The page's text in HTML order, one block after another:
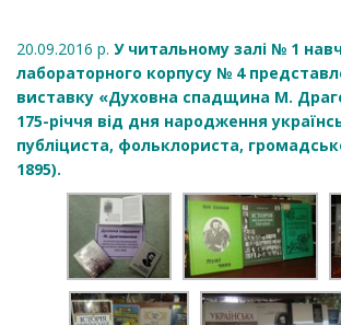
20.09.2016 р. У читальному залі № 1
лабораторного корпусу № 4
виставку «Духовна спадщина М.
175-річчя від дня народження
публіциста, фольклориста,
1895).